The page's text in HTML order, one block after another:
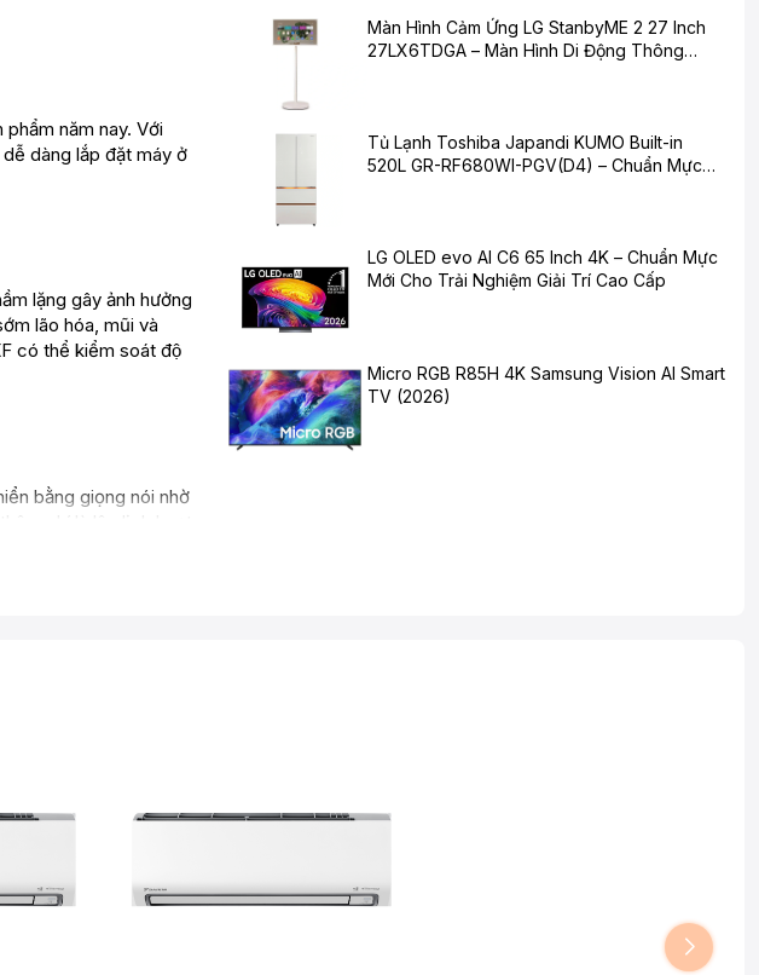
năm nay. Với
dàng lắp đặt máy ở
lặng gây ảnh hưởng
lão hóa, mũi và
có thể kiểm soát độ
bằng giọng nói nhờ
chí là lập lịch hoạt
giờ hết.
sẽ tăng tốc độ quạt
sẽ nhanh chóng
chịu. Với công nghệ
trạng này. Đây là
Màn Hình Cảm Ứng LG StanbyME 2 27 Inch
27LX6TDGA – Màn Hình Di Động Thông
Tủ Lạnh Toshiba Japandi KUMO Built-in
520L GR-RF680WI-PGV(D4) – Chuẩn Mực
LG OLED evo AI C6 65 Inch 4K – Chuẩn Mực
Mới Cho Trải Nghiệm Giải Trí Cao Cấp
Micro RGB R85H 4K Samsung Vision AI Smart
TV (2026)